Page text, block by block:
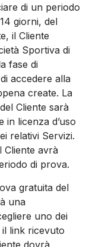
di un periodo
giorni, del
il Cliente
Sportiva di
fase di
accedere alla
create. La
Cliente sarà
in licenza d’uso
relativi Servizi.
Cliente avrà
di prova.
gratuita del
una
uno dei
il link ricevuto
dovrà